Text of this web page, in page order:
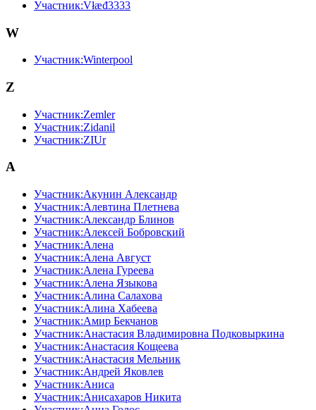
Участник:Vłæđ3333
W
Участник:Winterpool
Z
Участник:Zemler
Участник:Zidanil
Участник:ZIUr
А
Участник:Акунин Александр
Участник:Алевтина Плетнева
Участник:Александр Блинов
Участник:Алексей Бобровский
Участник:Алена
Участник:Алена Август
Участник:Алена Гуреева
Участник:Алена Языкова
Участник:Алина Салахова
Участник:Алина Хабеева
Участник:Амир Бекчанов
Участник:Анастасия Владимировна Подковыркина
Участник:Анастасия Кощеева
Участник:Анастасия Мельник
Участник:Андрей Яковлев
Участник:Аниса
Участник:Анисахаров Никита